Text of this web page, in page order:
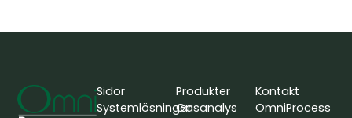
Sidor
Systemlösningar
Produkter
Gasanalys
Kontakt
OmniProcess